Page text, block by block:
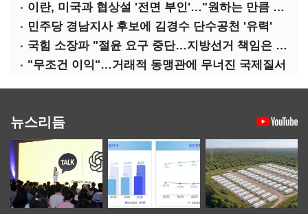
이란, 미국과 협상설 '전면 부인'…"원하는 만큼 전쟁 가능"
민주당 경남지사 후보에 김경수 단수공천 '유력'
국힘 소장파 "절윤 요구 중단…지방선거 책임은 장동혁 몫"
"무조건 이익"…거래적 동맹관에 무너진 국제질서
뉴스리듬